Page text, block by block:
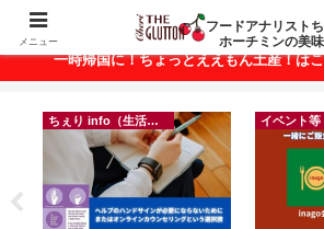
ベトナム・ホーチミンの美味いもん
一時帰国に！ちょっとええもん土産！は
ちぇり info（生活情報） イベント等
メニュー
フードアナリスト
ホーチミンの美